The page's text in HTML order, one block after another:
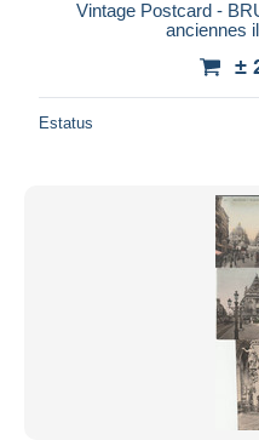
Vintage Postcard -
anciennes
±
Estatus